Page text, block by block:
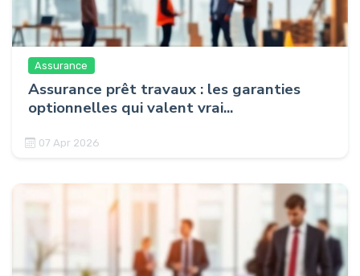
Assurance
Assurance prêt travaux : les garanties
optionnelles qui valent vrai...
07 Apr 2026